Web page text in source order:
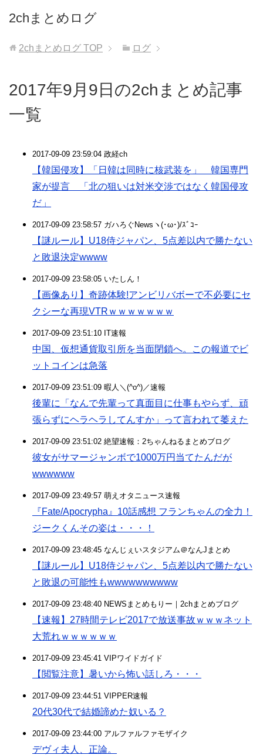
2chまとめログ
2chまとめログ TOP ログ
2017年9月9日の2chまとめ記事
一覧
2017-09-09 23:59:04 政経ch
【韓国侵攻】「日韓は同時に核武装を」 韓国専門
家が提言 「北の狙いは対米交渉ではなく韓国侵攻
だ」
2017-09-09 23:58:57 ガハろぐNewsヽ(･ω･)/ｽﾞｺｰ
【謎ルール】U18侍ジャパン、5点差以内で勝たない
と敗退決定wwww
2017-09-09 23:58:05 いたしん！
【画像あり】奇跡体験!アンビリバボーで不必要にセ
クシーな再現VTRｗｗｗｗｗｗｗ
2017-09-09 23:51:10 IT速報
中国、仮想通貨取引所を当面閉鎖へ。この報道でビ
ットコインは急落
2017-09-09 23:51:09 暇人＼(^o^)／速報
後輩に「なんで先輩って真面目に仕事もやらず、頑
張らずにヘラヘラしてんすか」って言われて萎えた
2017-09-09 23:51:02 絶望速報：2ちゃんねるまとめブログ
彼女がサマージャンボで1000万円当てたんだが
wwwwww
2017-09-09 23:49:57 萌えオタニュース速報
『Fate/Apocrypha』10話感想 フランちゃんの全力！
ジークくんその姿は・・・！
2017-09-09 23:48:45 なんじぇいスタジアム＠なんJまとめ
【謎ルール】U18侍ジャパン、5点差以内で勝たない
と敗退の可能性もwwwwwwwwww
2017-09-09 23:48:40 NEWSまとめもりー｜2chまとめブログ
【速報】27時間テレビ2017で放送事故ｗｗｗネット
大荒れｗｗｗｗｗｗ
2017-09-09 23:45:41 VIPワイドガイド
【閲覧注意】暑いから怖い話しろ・・・
2017-09-09 23:44:51 VIPPER速報
20代30代で結婚諦めた奴いる？
2017-09-09 23:44:00 アルファルファモザイク
デヴィ夫人、正論。